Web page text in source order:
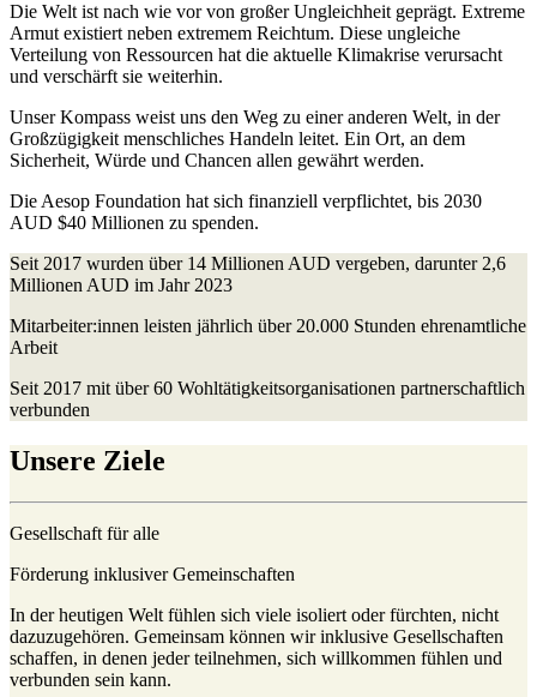
Die Welt ist nach wie vor von großer Ungleichheit geprägt. Extreme
Armut existiert neben extremem Reichtum. Diese ungleiche
Verteilung von Ressourcen hat die aktuelle Klimakrise verursacht
und verschärft sie weiterhin.
Unser Kompass weist uns den Weg zu einer anderen Welt, in der
Großzügigkeit menschliches Handeln leitet. Ein Ort, an dem
Sicherheit, Würde und Chancen allen gewährt werden.
Die Aesop Foundation hat sich finanziell verpflichtet, bis 2030
AUD $40 Millionen zu spenden.
Seit 2017 wurden über 14 Millionen AUD vergeben, darunter 2,6
Millionen AUD im Jahr 2023
Mitarbeiter:innen leisten jährlich über 20.000 Stunden ehrenamtliche
Arbeit
Seit 2017 mit über 60 Wohltätigkeitsorganisationen partnerschaftlich
verbunden
Unsere Ziele
Gesellschaft für alle
Förderung inklusiver Gemeinschaften
In der heutigen Welt fühlen sich viele isoliert oder fürchten, nicht
dazuzugehören. Gemeinsam können wir inklusive Gesellschaften
schaffen, in denen jeder teilnehmen, sich willkommen fühlen und
verbunden sein kann.